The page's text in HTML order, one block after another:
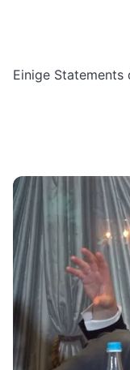
Einige Statements